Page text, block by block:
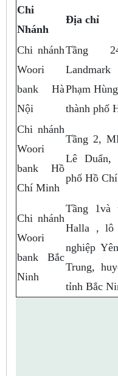
Chi
Nhánh
Địa chỉ
Chi nhánh
Woori
bank Hà
Nội
Tầng
Phạm
thành phố
Chi nhánh
Woori
bank Hồ
Chí Minh
Tầng 2,
Lê Duẩn,
phố Hồ
Chi nhánh
Woori
bank Bắc
Ninh
Tầng 1và
Halla , lô
nghiệp
Trung,
tỉnh Bắc